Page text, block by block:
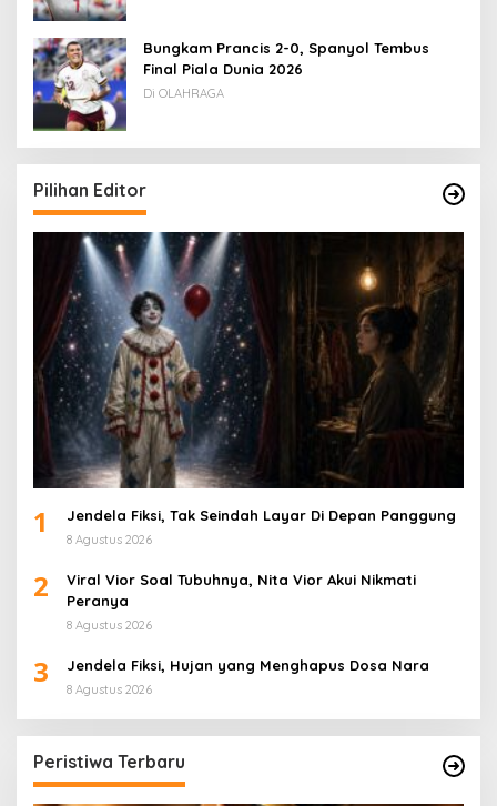
Bungkam Prancis 2-0, Spanyol Tembus
Final Piala Dunia 2026
Di OLAHRAGA
Pilihan Editor
1 Jendela Fiksi, Tak Seindah Layar Di Depan Panggung
8 Agustus 2026
2
Viral Vior Soal Tubuhnya, Nita Vior Akui Nikmati
Peranya
8 Agustus 2026
3 Jendela Fiksi, Hujan yang Menghapus Dosa Nara
8 Agustus 2026
Peristiwa Terbaru